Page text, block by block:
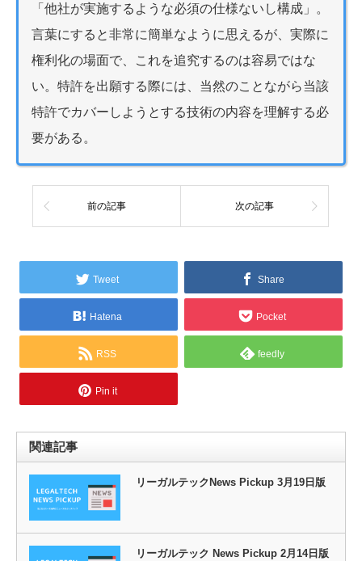
「他社が実施するような必須の仕様ないし構成」。
言葉にすると非常に簡単なように思えるが、実際に
権利化の場面で、これを追究するのは容易ではな
い。特許を出願する際には、当然のことながら当該
特許でカバーしようとする技術の内容を理解する必
要がある。
前の記事 次の記事
Tweet Share
Hatena Pocket
RSS feedly
Pin it
関連記事
リーガルテックNews Pickup 3月19日版
リーガルテック News Pickup 2月14日版